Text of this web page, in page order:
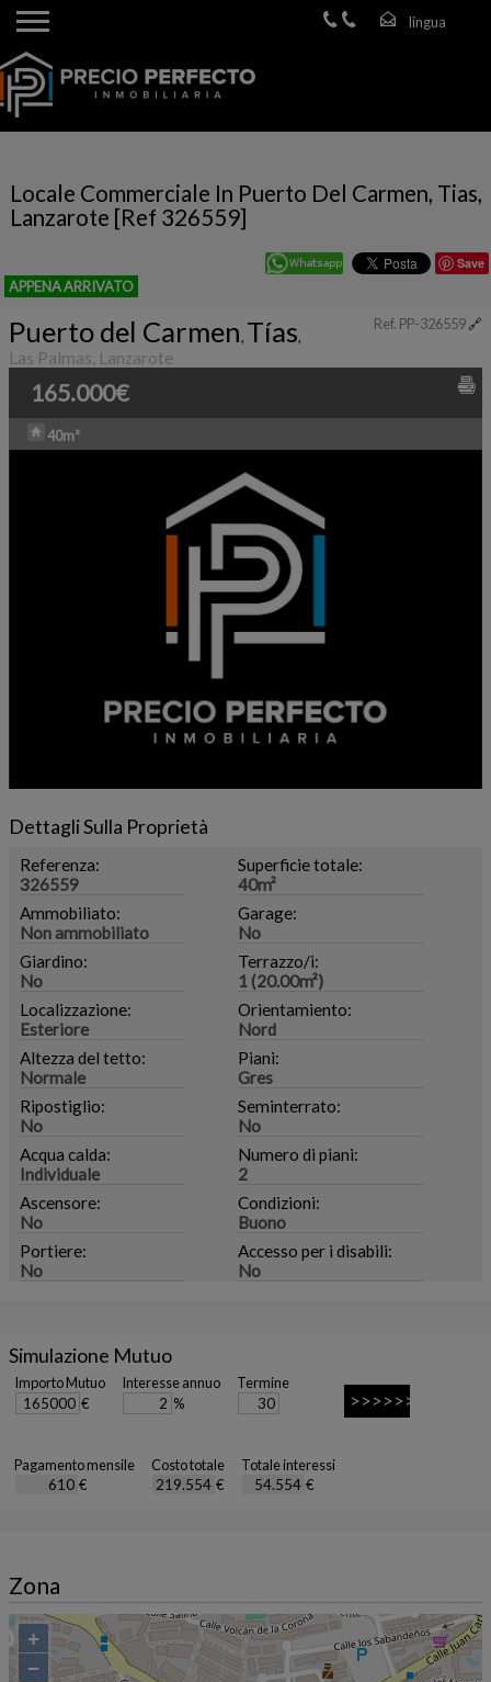
Locale Commerciale In Puerto Del Carmen, Tias,
Lanzarote [Ref 326559]
Save
APPENA ARRIVATO
Ref. PP-326559🔗
Puerto del Carmen, Tías,
Las Palmas, Lanzarote
165.000€
40m²
Dettagli Sulla Proprietà
Referenza:
326559
Superficie totale:
40m²
Ammobiliato:
Non ammobiliato
Garage:
No
Giardino:
No
Terrazzo/i:
1 (20.00m²)
Localizzazione:
Esteriore
Orientamiento:
Nord
Altezza del tetto:
Normale
Piani:
Gres
Ripostiglio:
No
Seminterrato:
No
Acqua calda:
Individuale
Numero di piani:
2
Ascensore:
No
Condizioni:
Buono
Portiere:
No
Accesso per i disabili:
No
Simulazione Mutuo
Importo Mutuo
€
Interesse annuo
%
Termine
Pagamento mensile
€
Costo totale
€
Totale interessi
€
Zona
+
−